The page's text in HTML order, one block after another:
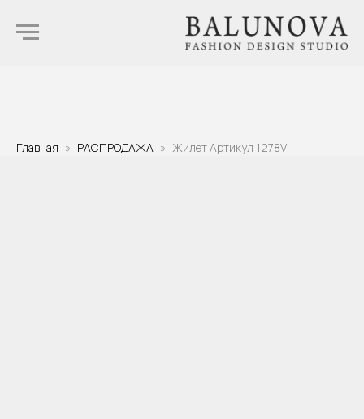
Главная РАСПРОДАЖА Жилет Артикул 1278V